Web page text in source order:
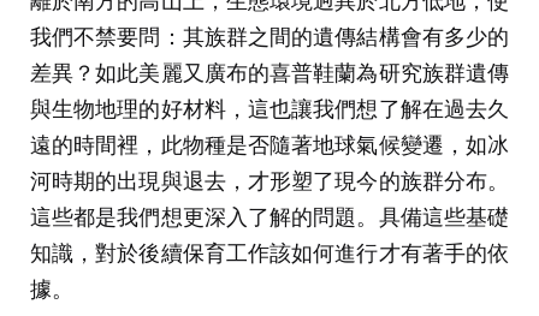
我們不禁要問：其族群之間的遺傳結構會有多少的
差異？如此美麗又廣布的喜普鞋蘭為研究族群遺傳
與生物地理的好材料，這也讓我們想了解在過去久
遠的時間裡，此物種是否隨著地球氣候變遷，如冰
河時期的出現與退去，才形塑了現今的族群分布。
這些都是我們想更深入了解的問題。具備這些基礎
知識，對於後續保育工作該如何進行才有著手的依
據。